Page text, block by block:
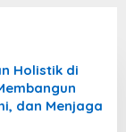
Holistik di
dan Menjaga